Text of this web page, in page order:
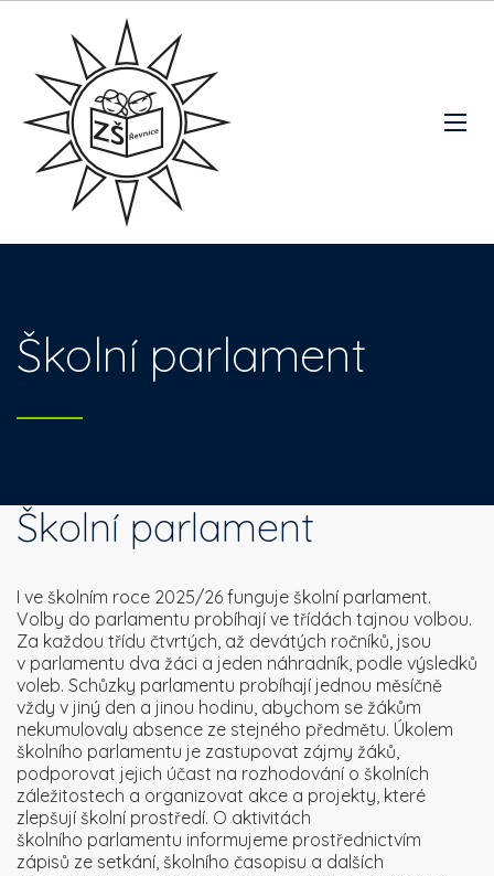
Školní parlament
Školní parlament
I ve školním roce 2025/26 funguje školní parlament.
Volby do parlamentu probíhají ve třídách tajnou volbou.
Za každou třídu čtvrtých, až devátých ročníků, jsou
v parlamentu dva žáci a jeden náhradník, podle výsledků
voleb. Schůzky parlamentu probíhají jednou měsíčně
vždy v jiný den a jinou hodinu, abychom se žákům
nekumulovaly absence ze stejného předmětu. Úkolem
školního parlamentu je zastupovat zájmy žáků,
podporovat jejich účast na rozhodování o školních
záležitostech a organizovat akce a projekty, které
zlepšují školní prostředí. O aktivitách
školního parlamentu informujeme prostřednictvím
zápisů ze setkání, školního časopisu a dalších